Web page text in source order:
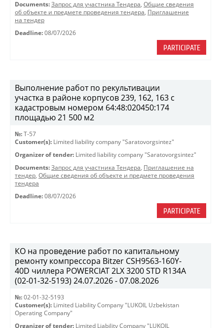
Documents: Запрос для участника Тендера, Общие сведения
об объекте и предмете проведения тендера, Приглашение
на тендер
Deadline: 08/07/2026
PARTICIPATE
Выполнение работ по рекультивации
участка в районе корпусов 239, 162, 163 с
кадастровым номером 64:48:020450:174
площадью 21 500 м2
№: T-57
Customer(s): Limited liability company "Saratovorgsintez"
Organizer of tender: Limited liability company "Saratovorgsintez"
Documents: Запрос для участника Тендера, Приглашение на
тендер, Общие сведения об объекте и предмете проведения
тендера
Deadline: 08/07/2026
PARTICIPATE
КО на проведение работ по капитальному
ремонту компрессора Bitzer CSH9563-160Y-
40D чиллера POWERCIAT 2LX 3200 STD R134A
(02-01-32-5193) 24.07.2026 - 07.08.2026
№: 02-01-32-5193
Customer(s): Limited Liability Company "LUKOIL Uzbekistan
Operating Company"
Organizer of tender: Limited Liability Company "LUKOIL